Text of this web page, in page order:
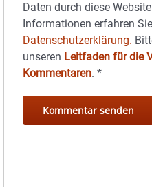
Daten durch diese
Informationen erfahren
Datenschutzerklärung.
unseren Leitfaden für die
Kommentaren.*